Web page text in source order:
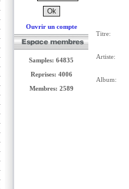
Ouvrir un compte
Samples: 64835
Reprises: 4006
Membres: 2589
Titre:
Artiste:
Album: